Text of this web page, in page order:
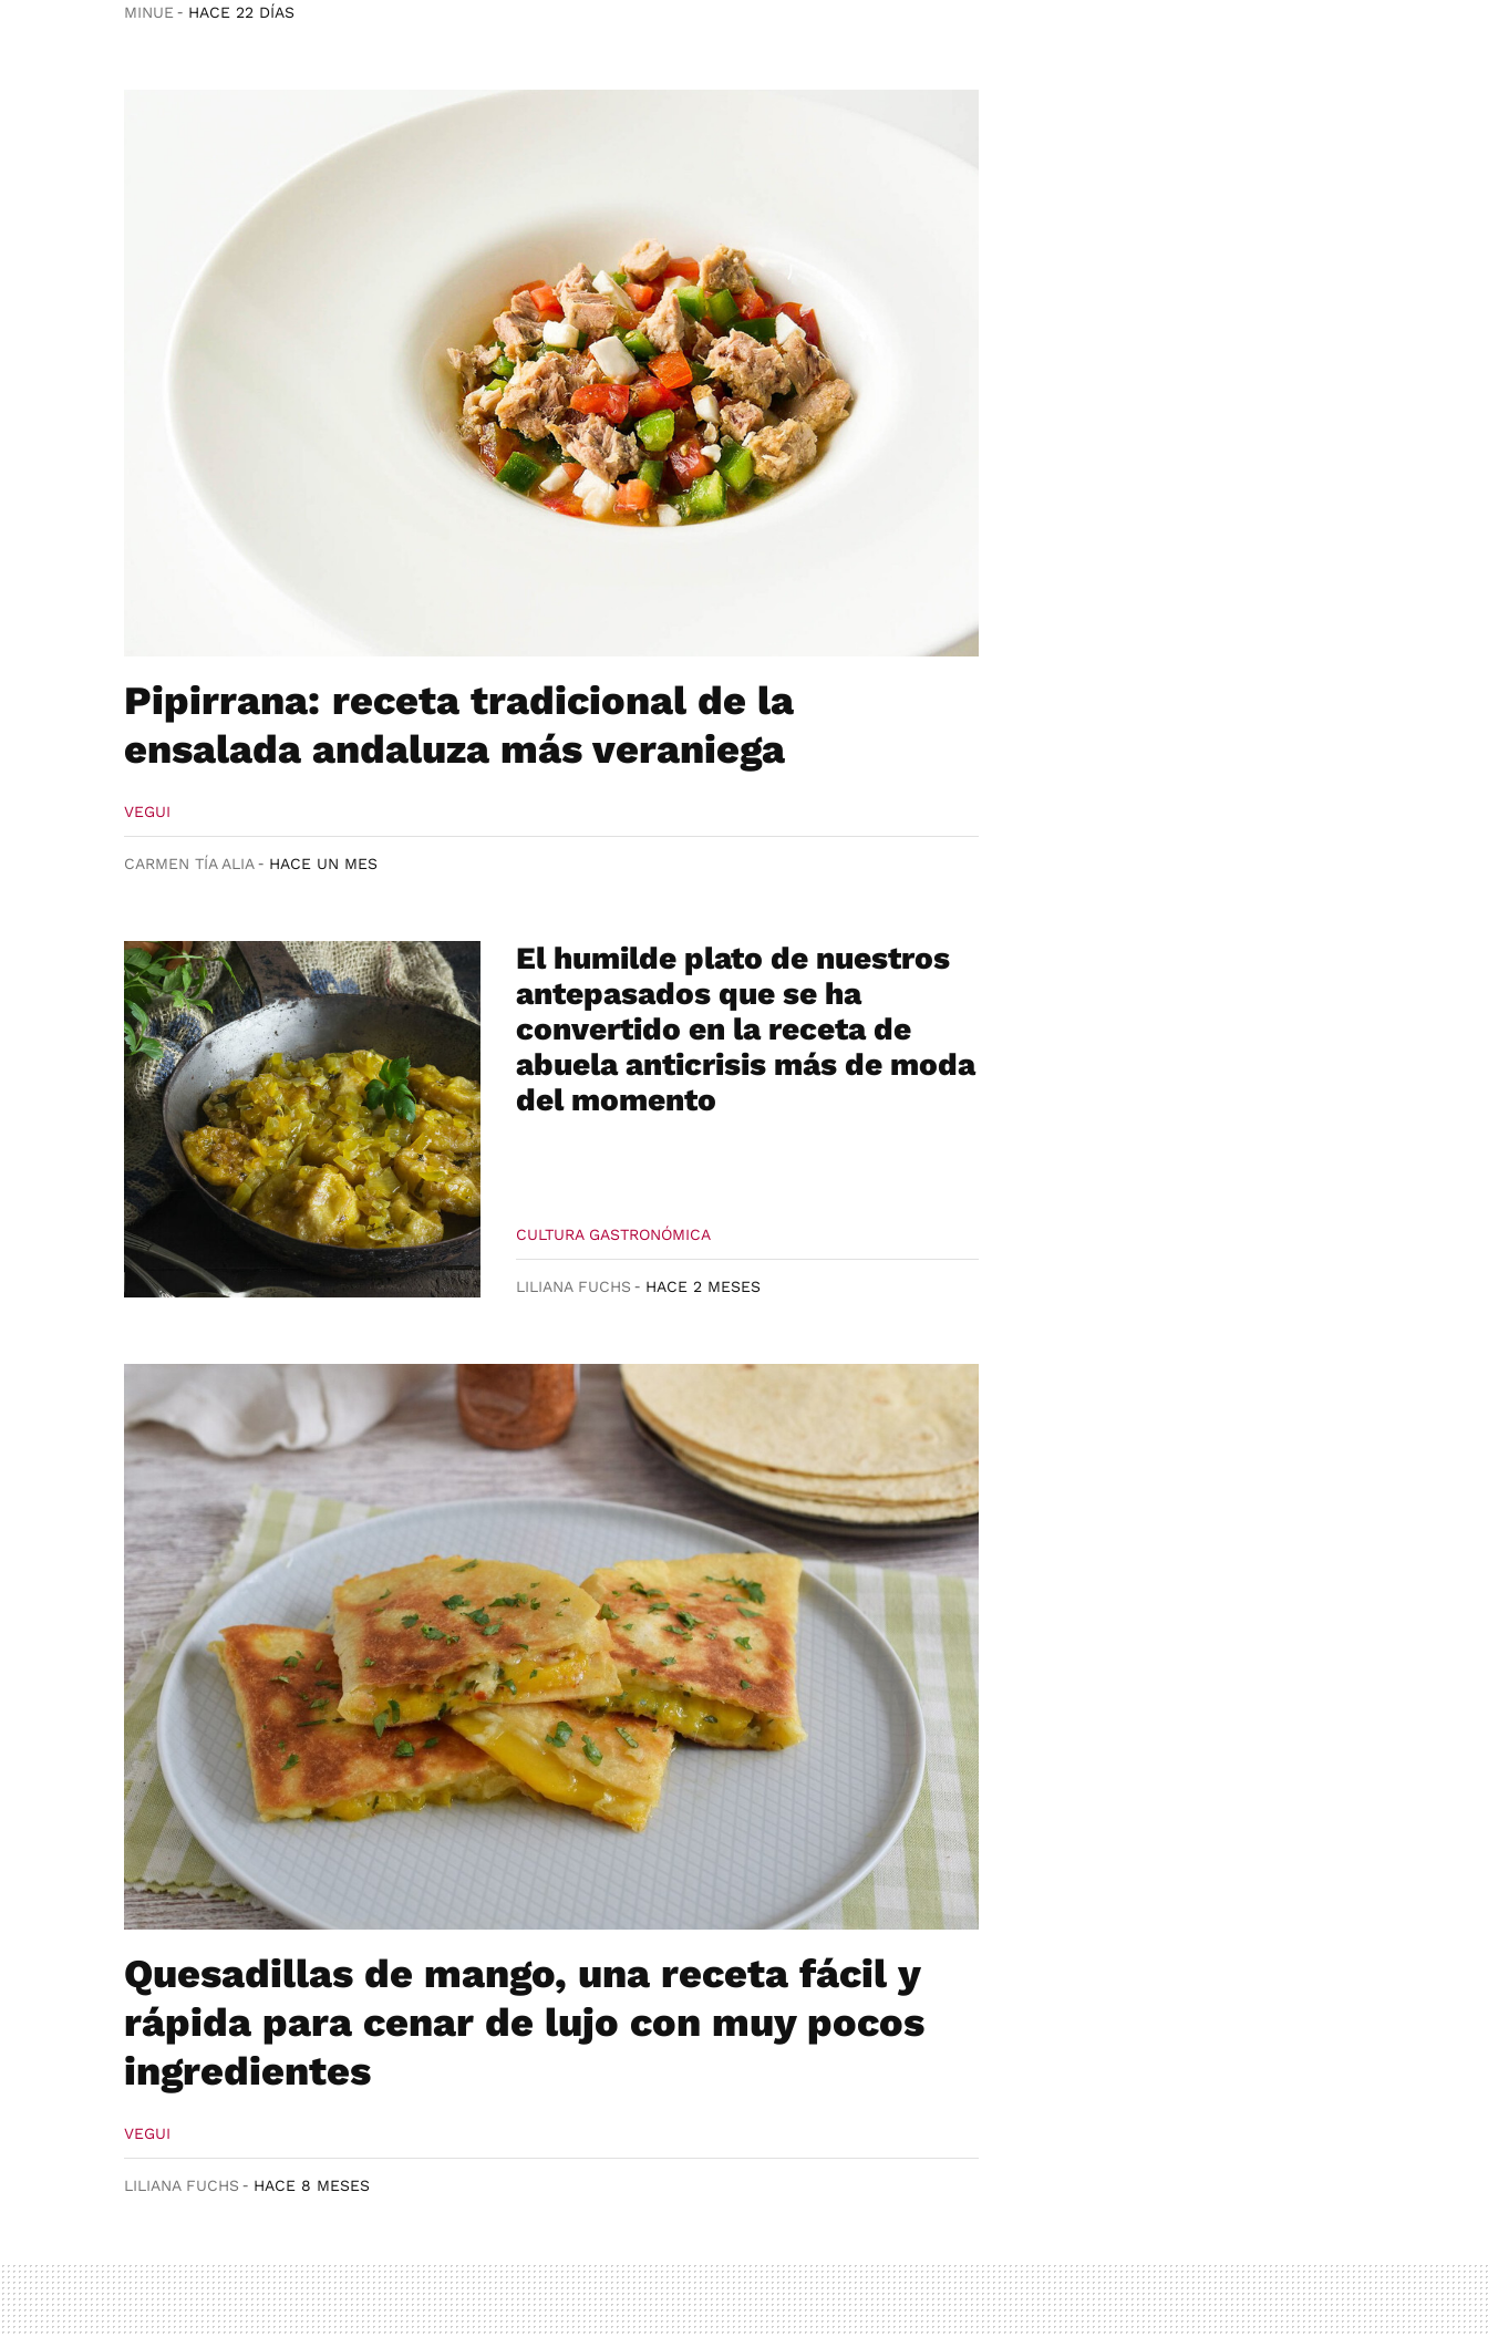
MINUE HACE 22 DÍAS
Pipirrana: receta tradicional de la
ensalada andaluza más veraniega
VEGUI
CARMEN TÍA ALIA HACE UN MES
El humilde plato de nuestros
antepasados que ​​se ha
convertido en la receta de
abuela anticrisis más de moda
del momento
CULTURA GASTRONÓMICA
LILIANA FUCHS HACE 2 MESES
Quesadillas de mango, una receta fácil y
rápida para cenar de lujo con muy pocos
ingredientes
VEGUI
LILIANA FUCHS HACE 8 MESES